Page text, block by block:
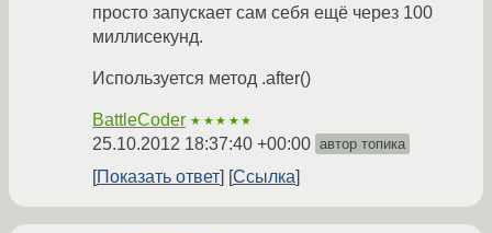
просто запускает сам себя ещё через 100
миллисекунд.
Используется метод .after()
BattleCoder ★★★★★
25.10.2012 18:37:40 +00:00 автор топика
Показать ответ Ссылка